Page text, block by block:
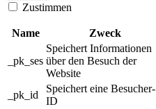
Zustimmen
Name Zweck
_pk_ses
Speichert Informationen
über den Besuch der
Website
_pk_id
Speichert eine Besucher-
ID